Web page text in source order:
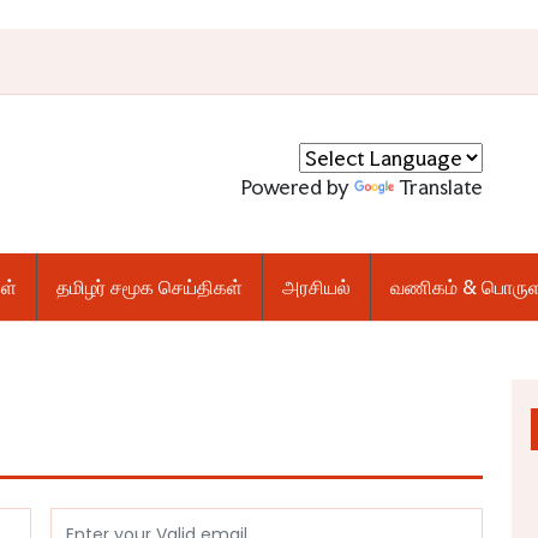
Powered by Translate
தமிழர் சமூக செய்திகள் அரசியல் வணிகம் &